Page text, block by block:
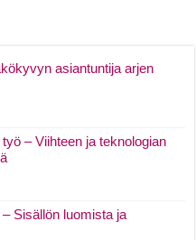
asiantuntija arjen
– Viihteen ja teknologian
Sisällön luomista ja